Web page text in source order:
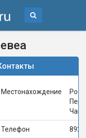
Местонахождение
Телефон